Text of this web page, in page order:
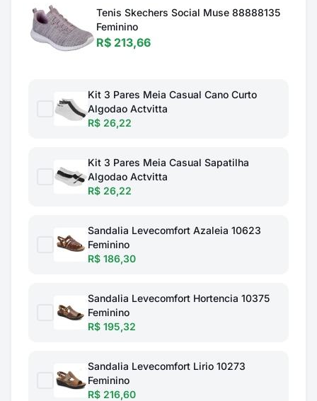
Tenis Skechers Social Muse 88888135
Feminino
R$ 213,66
Kit 3 Pares Meia Casual Cano Curto
Algodao Actvitta
R$ 26,22
Kit 3 Pares Meia Casual Sapatilha
Algodao Actvitta
R$ 26,22
Sandalia Levecomfort Azaleia 10623
Feminino
R$ 186,30
Sandalia Levecomfort Hortencia 10375
Feminino
R$ 195,32
Sandalia Levecomfort Lirio 10273
Feminino
R$ 216,60